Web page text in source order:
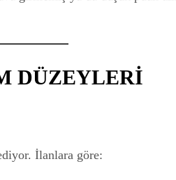
DÜZEYLERİ
İlanlara göre: